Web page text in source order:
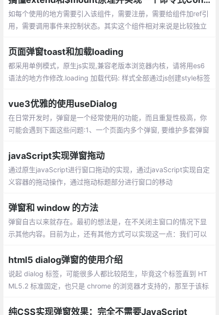
如每个使用的地方需要引入该组件，需要注册，需要给组件加ref引
用，需要调用事件来控制状态。其实这个组件相对来说是比较独立
页面弹窗toast和加载loading
都采用单例模式，原生js实现,兼容老版本浏览器内核，请将用es6
语法的地方作修改.loading 加载代码: 样式全部通过js创建style标签
的值即刻。
vue3优雅的使用useDialog
在日常开发时，弹窗是一个经常使用的功能，而且重复性极高，你
可能会遇到下面这些问题:1、一个页面内多个弹窗, 要维护多套弹窗
方式写起来比较麻烦
javaScript实现弹窗拖动
通过原生javaScript进行窗口拖动的实现，通过javaScript实现自定
义容器的拖动操作，通过拖动标题部分进行窗口的移动
弹窗和 window 的方法
弹窗自古以来就存在。最初的想法是，在不关闭主窗口的情况下显
示其他内容。目前为止，还有其他方式可以实现这一点：我们可以
窗并不是我们每天都会使用的东西。
html5 dialog弹窗的使用介绍
说起 dialog 标签，可能很多人都比较陌生，毕竟这个标签直到 HT
ML5.2 标准固定，也只是 chrome 的浏览器才支持的，那至于该标
纯CSS实现弹窗效果：完全不需要JavaScript